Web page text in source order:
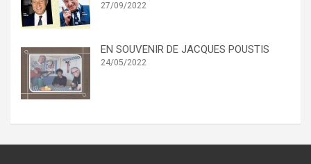
27/09/2022
EN SOUVENIR DE JACQUES POUSTIS
24/05/2022